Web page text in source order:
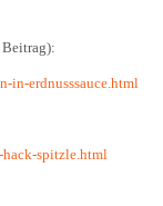
in-erdnusssauce.html
spitzle.html